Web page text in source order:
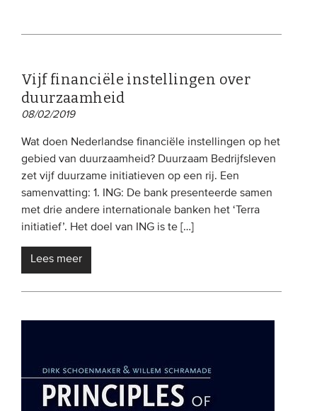
Vijf financiële instellingen over
duurzaamheid
08/02/2019
Wat doen Nederlandse financiële instellingen op het
gebied van duurzaamheid? Duurzaam Bedrijfsleven
zet vijf duurzame initiatieven op een rij. Een
samenvatting: 1. ING: De bank presenteerde samen
met drie andere internationale banken het ‘Terra
initiatief’. Het doel van ING is te […]
Lees meer